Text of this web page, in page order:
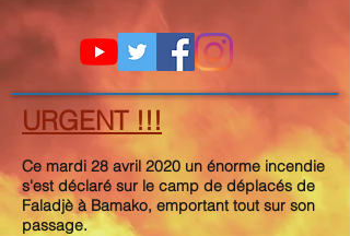
URGENT !!!
Ce mardi 28 avril 2020 un énorme incendie
s'est déclaré sur le camp de déplacés de
Faladjè à Bamako, emportant tout sur son
passage.